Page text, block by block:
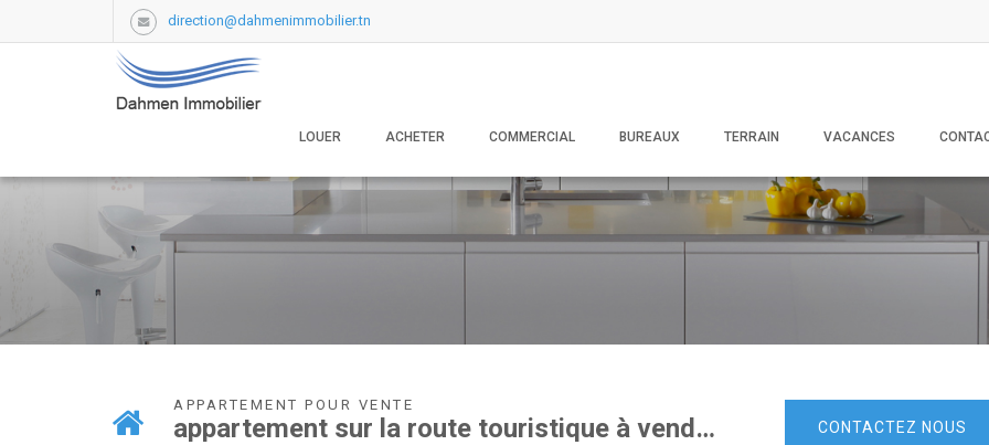
direction@dahmenimmobilier.tn
LOUER ACHETER COMMERCIAL BUREAUX TERRAIN VACANCES
APPARTEMENT POUR VENTE
appartement sur la route touristique à vendre-sousse .
CONTACTEZ NOUS